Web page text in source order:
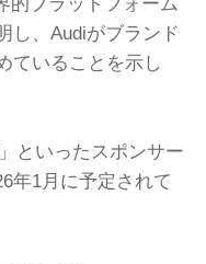
し、Audiがブランド
ていることを示し
といったスポンサー
年1月に予定されて